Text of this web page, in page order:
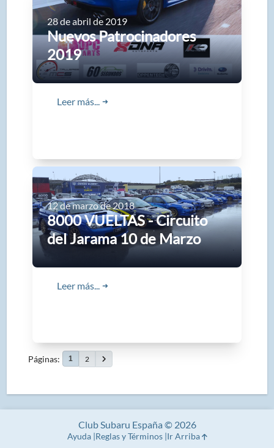
Nuevos Patrocinadores
2019
28 de abril de 2019
Leer más... ➜
8000 VUELTAS - Circuito
del Jarama 10 de Marzo
12 de marzo de 2018
Leer más... ➜
Páginas 1 2
Club Subaru España © 2026
Ayuda Reglas y Términos Ir Arriba